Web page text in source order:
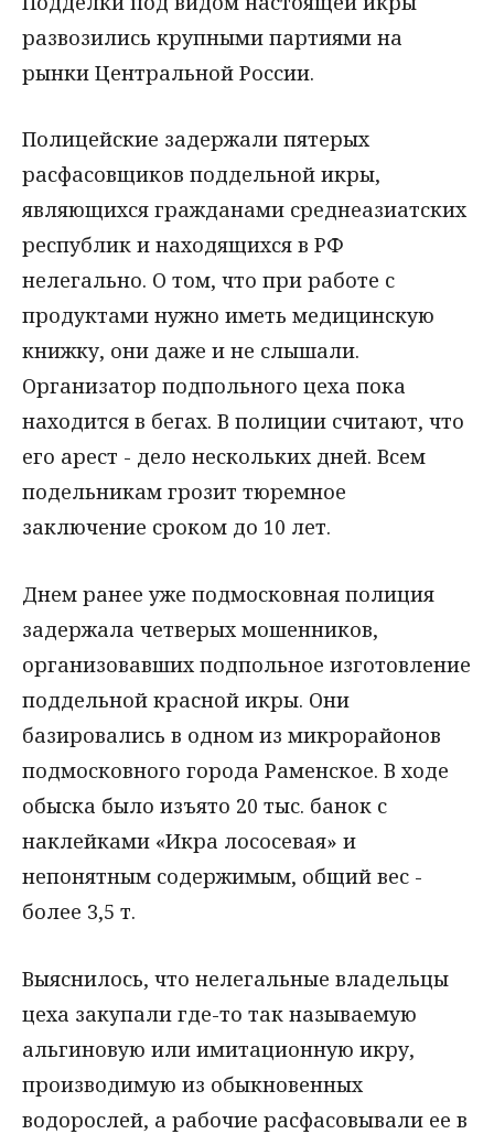
развозились крупными партиями на
рынки Центральной России.
Полицейские задержали пятерых
расфасовщиков поддельной икры,
являющихся гражданами среднеазиатских
республик и находящихся в РФ
нелегально. О том, что при работе с
продуктами нужно иметь медицинскую
книжку, они даже и не слышали.
Организатор подпольного цеха пока
находится в бегах. В полиции считают, что
его арест - дело нескольких дней. Всем
подельникам грозит тюремное
заключение сроком до 10 лет.
Днем ранее уже подмосковная полиция
задержала четверых мошенников,
организовавших подпольное изготовление
поддельной красной икры. Они
базировались в одном из микрорайонов
подмосковного города Раменское. В ходе
обыска было изъято 20 тыс. банок с
наклейками «Икра лососевая» и
непонятным содержимым, общий вес -
более 3,5 т.
Выяснилось, что нелегальные владельцы
цеха закупали где-то так называемую
альгиновую или имитационную икру,
производимую из обыкновенных
водорослей, а рабочие расфасовывали ее в